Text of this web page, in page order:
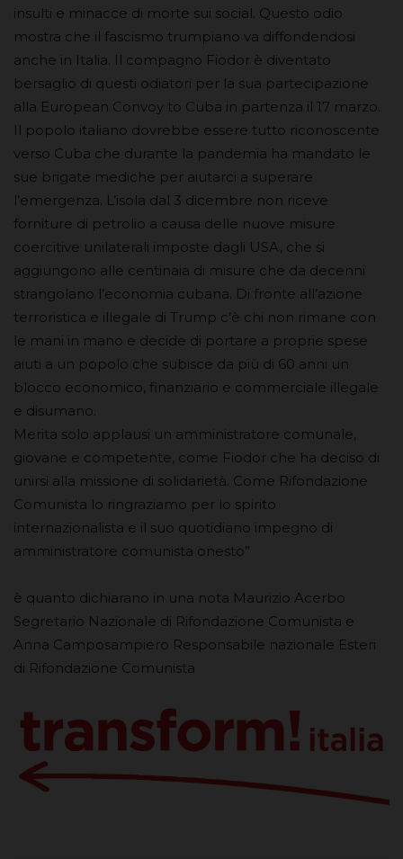
insulti e minacce di morte sui social. Questo odio
mostra che il fascismo trumpiano va diffondendosi
anche in Italia. Il compagno Fiodor è diventato
bersaglio di questi odiatori per la sua partecipazione
alla European Convoy to Cuba in partenza il 17 marzo.
Il popolo italiano dovrebbe essere tutto riconoscente
verso Cuba che durante la pandemia ha mandato le
sue brigate mediche per aiutarci a superare
l’emergenza. L’isola dal 3 dicembre non riceve
forniture di petrolio a causa delle nuove misure
coercitive unilaterali imposte dagli USA, che si
aggiungono alle centinaia di misure che da decenni
strangolano l’economia cubana. Di fronte all’azione
terroristica e illegale di Trump c’è chi non rimane con
le mani in mano e decide di portare a proprie spese
aiuti a un popolo che subisce da più di 60 anni un
blocco economico, finanziario e commerciale illegale
e disumano.
Merita solo applausi un amministratore comunale,
giovane e competente, come Fiodor che ha deciso di
unirsi alla missione di solidarietà. Come Rifondazione
Comunista lo ringraziamo per lo spirito
internazionalista e il suo quotidiano impegno di
amministratore comunista onesto”
è quanto dichiarano in una nota Maurizio Acerbo
Segretario Nazionale di Rifondazione Comunista e
Anna Camposampiero Responsabile nazionale Esteri
di Rifondazione Comunista